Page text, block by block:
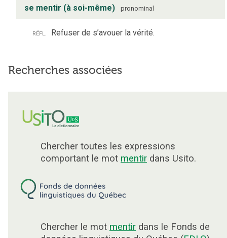
se mentir (à soi-même) pronominal
réfl. Refuser de s’avouer la vérité.
Recherches associées
Chercher toutes les expressions
comportant le mot mentir dans Usito.
Chercher le mot mentir dans le Fonds de